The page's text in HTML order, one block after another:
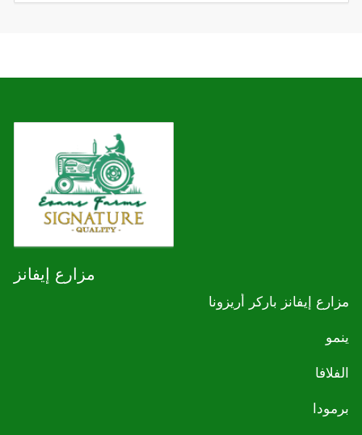
مزارع إيفانز
مزارع إيفانز باركر أريزونا
ينمو
الفلافا
برمودا